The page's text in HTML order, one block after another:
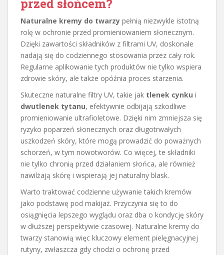
przed słońcem?
Naturalne kremy do twarzy pełnią niezwykle istotną
rolę w ochronie przed promieniowaniem słonecznym.
Dzięki zawartości składników z filtrami UV, doskonale
nadają się do codziennego stosowania przez cały rok.
Regularne aplikowanie tych produktów nie tylko wspiera
zdrowie skóry, ale także opóźnia proces starzenia.
Skuteczne naturalne filtry UV, takie jak tlenek cynku i
dwutlenek tytanu, efektywnie odbijają szkodliwe
promieniowanie ultrafioletowe. Dzięki nim zmniejsza się
ryzyko poparzeń słonecznych oraz długotrwałych
uszkodzeń skóry, które mogą prowadzić do poważnych
schorzeń, w tym nowotworów. Co więcej, te składniki
nie tylko chronią przed działaniem słońca, ale również
nawilżają skórę i wspierają jej naturalny blask.
Warto traktować codzienne używanie takich kremów
jako podstawę pod makijaż. Przyczynia się to do
osiągnięcia lepszego wyglądu oraz dba o kondycję skóry
w dłuższej perspektywie czasowej. Naturalne kremy do
twarzy stanowią więc kluczowy element pielęgnacyjnej
rutyny, zwłaszcza gdy chodzi o ochronę przed